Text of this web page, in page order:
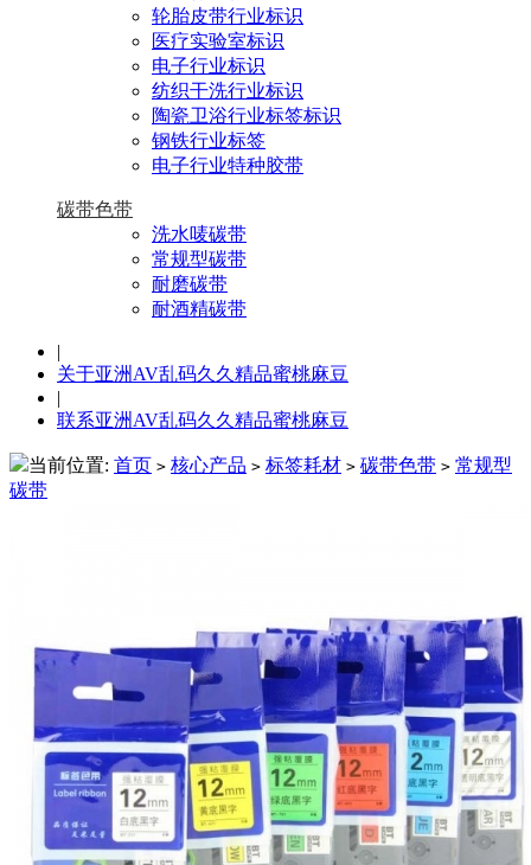
轮胎皮带行业标识
医疗实验室标识
电子行业标识
纺织干洗行业标识
陶瓷卫浴行业标签标识
钢铁行业标签
电子行业特种胶带
碳带色带
洗水唛碳带
常规型碳带
耐磨碳带
耐酒精碳带
|
关于亚洲AV乱码久久精品蜜桃麻豆
|
联系亚洲AV乱码久久精品蜜桃麻豆
当前位置: 首页 > 核心产品 > 标签耗材 > 碳带色带 > 常规型
碳带